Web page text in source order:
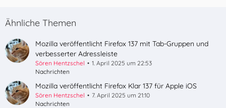
Ähnliche Themen
Mozilla veröffentlicht Firefox 137 mit Tab-Gruppen und
verbesserter Adressleiste
Sören Hentzschel
1. April 2025 um 22:53
Nachrichten
Mozilla veröffentlicht Firefox Klar 137 für Apple iOS
Sören Hentzschel
7. April 2025 um 21:10
Nachrichten